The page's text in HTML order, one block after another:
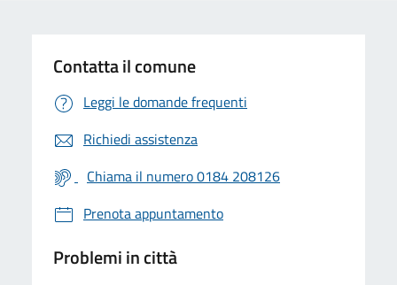
Contatta il comune
Leggi le domande frequenti
Richiedi assistenza
Chiama il numero 0184 208126
Prenota appuntamento
Problemi in città